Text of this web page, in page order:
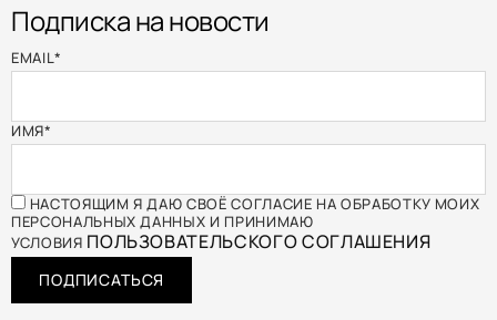
Подписка на новости
EMAIL*
ИМЯ*
НАСТОЯЩИМ Я ДАЮ СВОЁ СОГЛАСИЕ НА ОБРАБОТКУ МОИХ
ПЕРСОНАЛЬНЫХ ДАННЫХ И ПРИНИМАЮ
УСЛОВИЯ ПОЛЬЗОВАТЕЛЬСКОГО СОГЛАШЕНИЯ
ПОДПИСАТЬСЯ